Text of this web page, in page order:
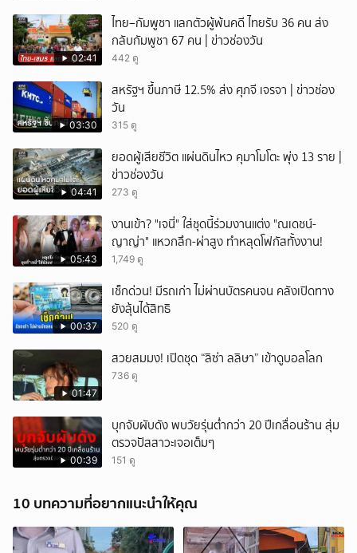
02:41
ไทย–กัมพูชา แลกตัวผู้พ้นคดี ไทยรับ 36 คน ส่ง
กลับกัมพูชา 67 คน | ข่าวช่องวัน
442 ดู
03:30
สหรัฐฯ ขึ้นภาษี 12.5% ส่ง ศุภจี เจรจา | ข่าวช่อง
วัน
315 ดู
04:41
ยอดผู้เสียชีวิต แผ่นดินไหว คุมาโมโตะ พุ่ง 13 ราย |
ข่าวช่องวัน
273 ดู
05:43
งานเข้า? "เจนี่" ใส่ชุดนี้ร่วมงานแต่ง "ณเดชน์-
ญาญ่า" แหวกลึก-ผ่าสูง ทำหลุดโฟกัสทั้งงาน!
1,749 ดู
00:37
เช็กด่วน! มีรถเก่า ไม่ผ่านบัตรคนจน คลังเปิดทาง
ยังลุ้นได้สิทธิ
520 ดู
01:47
สวยสมมง! เปิดชุด “ลิซ่า ลลิษา” เข้าดูบอลโลก
736 ดู
00:39
บุกจับผับดัง พบวัยรุ่นต่ำกว่า 20 ปีเกลื่อนร้าน สุ่ม
ตรวจปัสสาวะเจอเต็มๆ
151 ดู
10 บทความที่อยากแนะนำให้คุณ